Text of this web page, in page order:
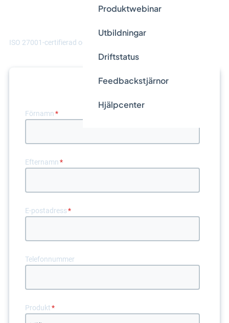
Produktwebinar
Utbildningar
Driftstatus
Feedbackstjärnor
Hjälpcenter
ISO 27001-certifierad och GDPR-kompatibel.
Förnamn *
Efternamn *
E-postadress *
Telefonnummer
Produkt *